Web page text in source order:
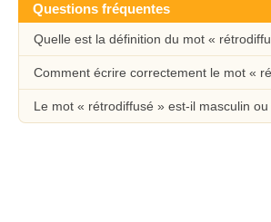
Questions fréquentes
Quelle est la définition du mot «
Comment écrire correctement le mot «
Le mot « rétrodiffusé » est-il masculin